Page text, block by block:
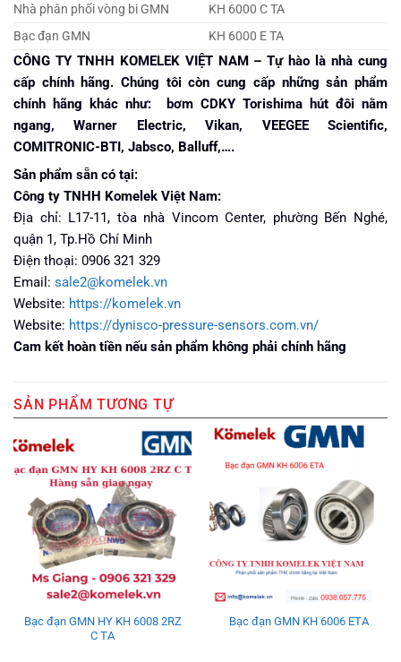
Nhà phân phối vòng bi GMN
KH 6000 C TA
Bạc đạn GMN
KH 6000 E TA
CÔNG TY TNHH KOMELEK VIỆT NAM – Tự hào là nhà cung
cấp chính hãng. Chúng tôi còn cung cấp những sản phẩm
chính hãng khác như: bơm CDKY Torishima hút đôi nằm
ngang, Warner Electric, Vikan, VEEGEE Scientific,
COMITRONIC-BTI, Jabsco, Balluff,….
Sản phẩm sẵn có tại:
Công ty TNHH Komelek Việt Nam:
Địa chỉ: L17-11, tòa nhà Vincom Center, phường Bến Nghé,
quận 1, Tp.Hồ Chí Minh
Điện thoại: 0906 321 329
Email: sale2@komelek.vn
Website: https://komelek.vn
Website: https://dynisco-pressure-sensors.com.vn/
Cam kết hoàn tiền nếu sản phẩm không phải chính hãng
SẢN PHẨM TƯƠNG TỰ
Bạc đạn GMN HY KH 6008 2RZ
C TA
Bạc đạn GMN KH 6006 ETA